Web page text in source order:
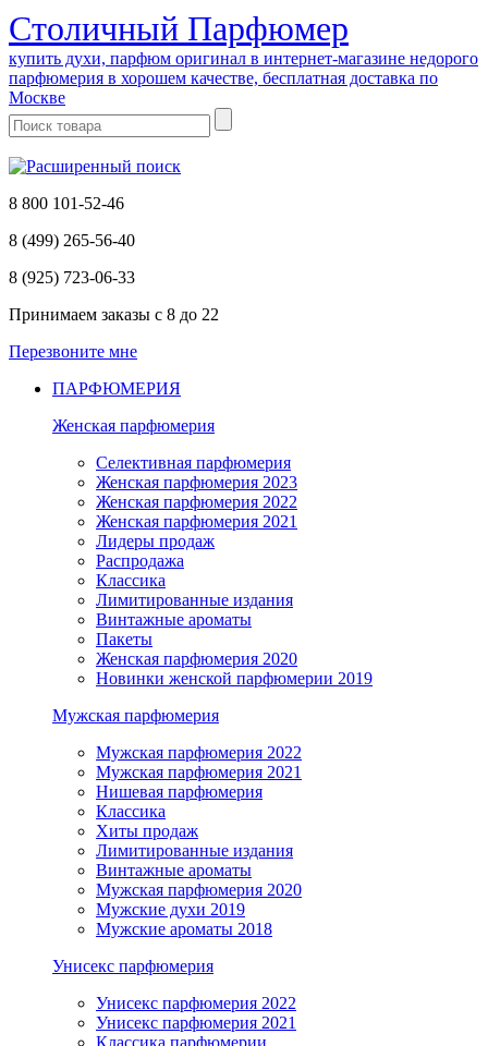
Cтоличный Парфюмер
купить духи, парфюм оригинал в интернет-магазине недорого
парфюмерия в хорошем качестве, бесплатная доставка по
Москве
8 800 101-52-46
8 (499) 265-56-40
8 (925) 723-06-33
Принимаем заказы с 8 до 22
Перезвоните мне
ПАРФЮМЕРИЯ
Женская парфюмерия
Селективная парфюмерия
Женская парфюмерия 2023
Женская парфюмерия 2022
Женская парфюмерия 2021
Лидеры продаж
Распродажа
Классика
Лимитированные издания
Винтажные ароматы
Пакеты
Женская парфюмерия 2020
Новинки женской парфюмерии 2019
Мужская парфюмерия
Мужская парфюмерия 2022
Мужская парфюмерия 2021
Нишевая парфюмерия
Классика
Хиты продаж
Лимитированные издания
Винтажные ароматы
Мужская парфюмерия 2020
Мужские духи 2019
Мужские ароматы 2018
Унисекс парфюмерия
Унисекс парфюмерия 2022
Унисекс парфюмерия 2021
Классика парфюмерии